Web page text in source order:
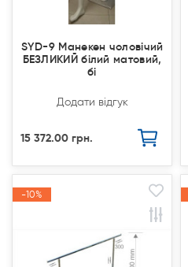
SYD-9 Манекен чоловічий
БЕЗЛИКИЙ білий матовий,
бі
Додати відгук
15 372.00 грн.
-10%
-10%